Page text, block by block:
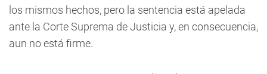
los mismos hechos, pero la sentencia está apelada
ante la Corte Suprema de Justicia y, en consecuencia,
aun no está firme.